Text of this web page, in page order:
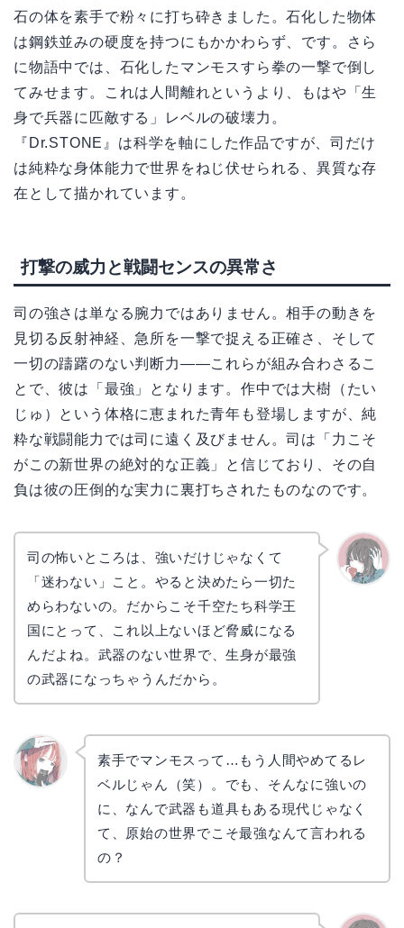
石の体を素手で粉々に打ち砕きました。石化した物体
は鋼鉄並みの硬度を持つにもかかわらず、です。さら
に物語中では、石化したマンモスすら拳の一撃で倒し
てみせます。これは人間離れというより、もはや「生
身で兵器に匹敵する」レベルの破壊力。
『Dr.STONE』は科学を軸にした作品ですが、司だけ
は純粋な身体能力で世界をねじ伏せられる、異質な存
在として描かれています。
打撃の威力と戦闘センスの異常さ
司の強さは単なる腕力ではありません。相手の動きを
見切る反射神経、急所を一撃で捉える正確さ、そして
一切の躊躇のない判断力——これらが組み合わさるこ
とで、彼は「最強」となります。作中では大樹（たい
じゅ）という体格に恵まれた青年も登場しますが、純
粋な戦闘能力では司に遠く及びません。司は「力こそ
がこの新世界の絶対的な正義」と信じており、その自
負は彼の圧倒的な実力に裏打ちされたものなのです。
司の怖いところは、強いだけじゃなくて
「迷わない」こと。やると決めたら一切た
めらわないの。だからこそ千空たち科学王
国にとって、これ以上ないほど脅威になる
んだよね。武器のない世界で、生身が最強
の武器になっちゃうんだから。
素手でマンモスって…もう人間やめてるレ
ベルじゃん（笑）。でも、そんなに強いの
に、なんで武器も道具もある現代じゃなく
て、原始の世界でこそ最強なんて言われる
の？